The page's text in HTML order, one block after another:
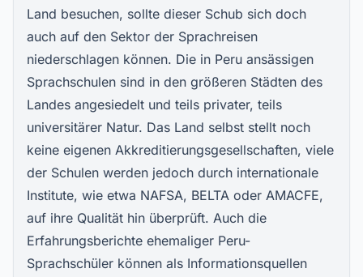
Land besuchen, sollte dieser Schub sich doch
auch auf den Sektor der Sprachreisen
niederschlagen können. Die in Peru ansässigen
Sprachschulen sind in den größeren Städten des
Landes angesiedelt und teils privater, teils
universitärer Natur. Das Land selbst stellt noch
keine eigenen Akkreditierungsgesellschaften, viele
der Schulen werden jedoch durch internationale
Institute, wie etwa NAFSA, BELTA oder AMACFE,
auf ihre Qualität hin überprüft. Auch die
Erfahrungsberichte ehemaliger Peru-
Sprachschüler können als Informationsquellen